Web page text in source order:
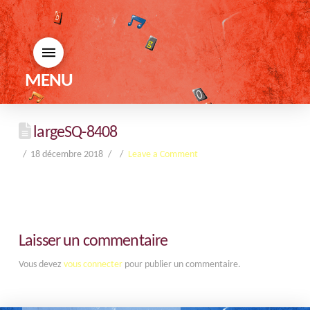
MENU
largeSQ-8408
18 décembre 2018 Leave a Comment
Laisser un commentaire
Vous devez vous connecterpour publier un commentaire.